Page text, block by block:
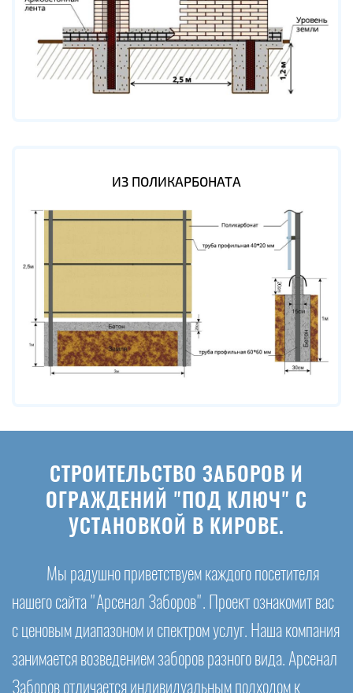
ИЗ ПОЛИКАРБОНАТА
СТРОИТЕЛЬСТВО ЗАБОРОВ И
ОГРАЖДЕНИЙ "ПОД КЛЮЧ" С
УСТАНОВКОЙ В КИРОВЕ.
Мы радушно приветствуем каждого посетителя
нашего сайта "Арсенал Заборов". Проект ознакомит вас
с ценовым диапазоном и спектром услуг. Наша компания
занимается возведением заборов разного вида. Арсенал
Заборов отличается индивидуальным подходом к